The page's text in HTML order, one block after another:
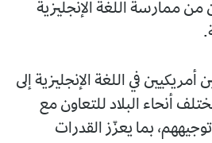
من ممارسة اللغة الإنجليزية
في اللغة الإنجليزية إلى
أنحاء البلاد للتعاون مع
بما يعزّز القدرات